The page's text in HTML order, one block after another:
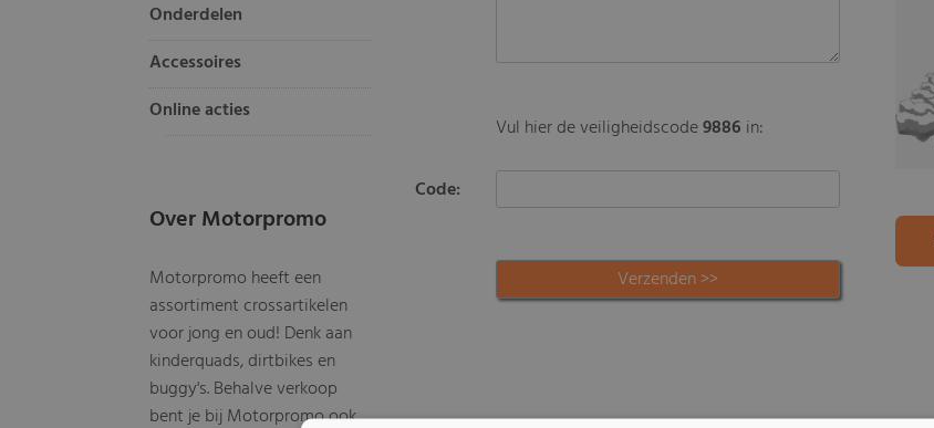
Onderdelen
Accessoires
Online acties
Over Motorpromo
Motorpromo heeft een
assortiment crossartikelen
voor jong en oud! Denk aan
kinderquads, dirtbikes en
buggy's. Behalve verkoop
bent je bij Motorpromo ook
Vul hier de veiligheidscode9886 in:
Code: